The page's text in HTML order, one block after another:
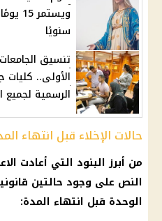
سنويًا
الأولى.. كليات
الرسمية
حالات الإخلاء قبل انتهاء
من أبرز البنود التي أعادت
النص على وجود حالتين
الوحدة قبل انتهاء المدة: